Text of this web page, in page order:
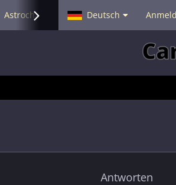
Astrochat - Smalltalk Hilfe
Deutsch
Antworten